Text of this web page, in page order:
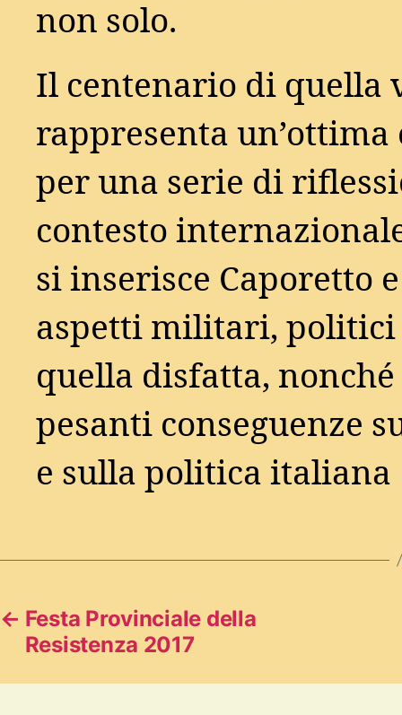
non solo.
Il centenario di quella
rappresenta un’ottima
per una serie di
contesto
si inserisce Caporetto
aspetti militari, politici
quella disfatta, nonché
pesanti conseguenze
e sulla politica italiana
← Festa Provinciale della
Resistenza 2017